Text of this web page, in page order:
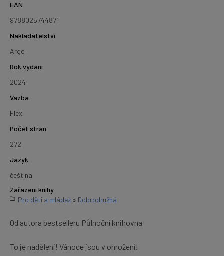
EAN
9788025744871
Nakladatelství
Argo
Rok vydání
2024
Vazba
Flexi
Počet stran
272
Jazyk
čeština
Zařazení knihy
Pro děti a mládež » Dobrodružná
Od autora bestselleru Půlnoční knihovna
To je nadělení! Vánoce jsou v ohrožení!